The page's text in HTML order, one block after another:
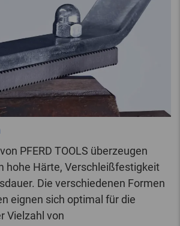
PFERD TOOLS überzeugen
hohe Härte, Verschleißfestigkeit
Die verschiedenen Formen
eignen sich optimal für die
Vielzahl von